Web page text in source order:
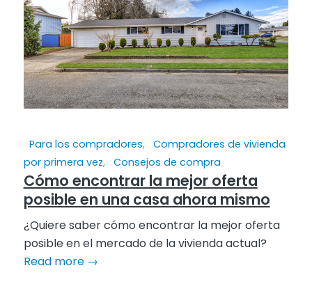
Para los compradores, Compradores de vivienda
por primera vez, Consejos de compra
Cómo encontrar la mejor oferta
posible en una casa ahora mismo
¿Quiere saber cómo encontrar la mejor oferta
posible en el mercado de la vivienda actual?
Read more→